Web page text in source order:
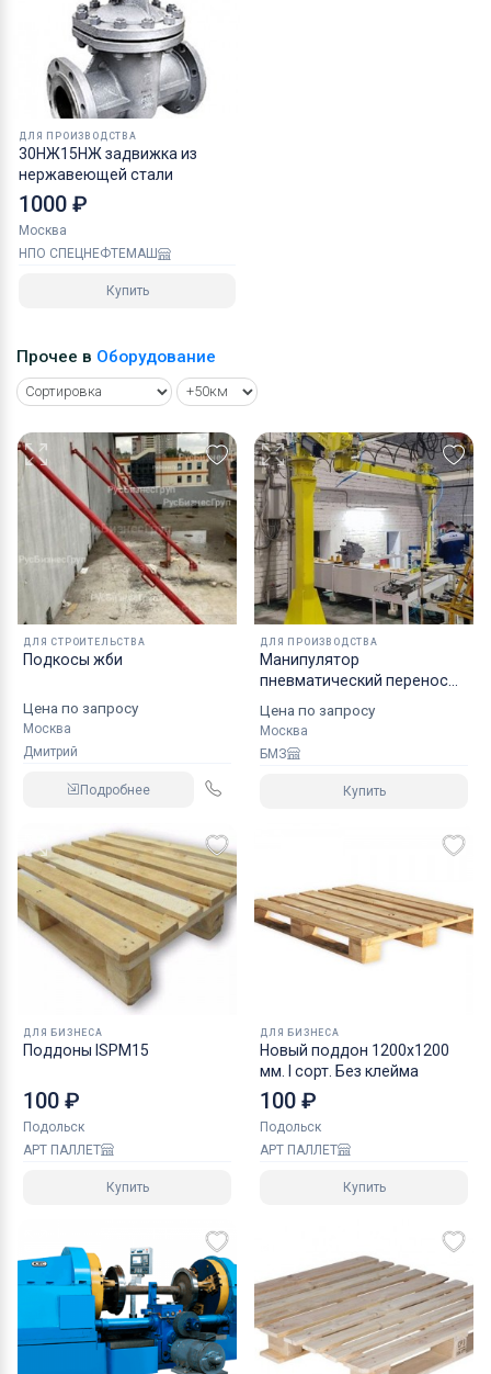
ДЛЯ ПРОИЗВОДСТВА
30НЖ15НЖ задвижка из
нержавеющей стали
1000 ₽
Москва
НПО СПЕЦНЕФТЕМАШ
Купить
Прочее в Оборудование
ДЛЯ СТРОИТЕЛЬСТВА
Подкосы жби
Цена по запросу
Москва
Дмитрий
Подробнее
ДЛЯ ПРОИЗВОДСТВА
Манипулятор
пневматический перенос
Цена по запросу
Москва
БМЗ
Купить
ДЛЯ БИЗНЕСА
Поддоны ISPM15
100 ₽
Подольск
АРТ ПАЛЛЕТ
Купить
ДЛЯ БИЗНЕСА
Новый поддон 1200х1200
мм. I сорт. Без клейма
100 ₽
Подольск
АРТ ПАЛЛЕТ
Купить